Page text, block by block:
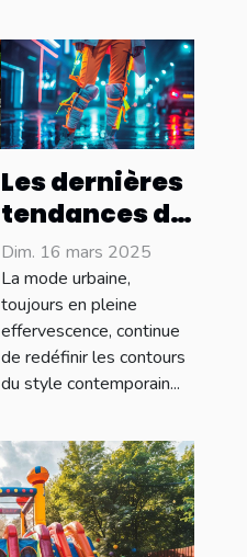
Les dernières
tendances de
la mode
urbaine en
2023
Dim. 16 mars 2025
La mode urbaine,
toujours en pleine
effervescence, continue
de redéfinir les contours
du style contemporain...